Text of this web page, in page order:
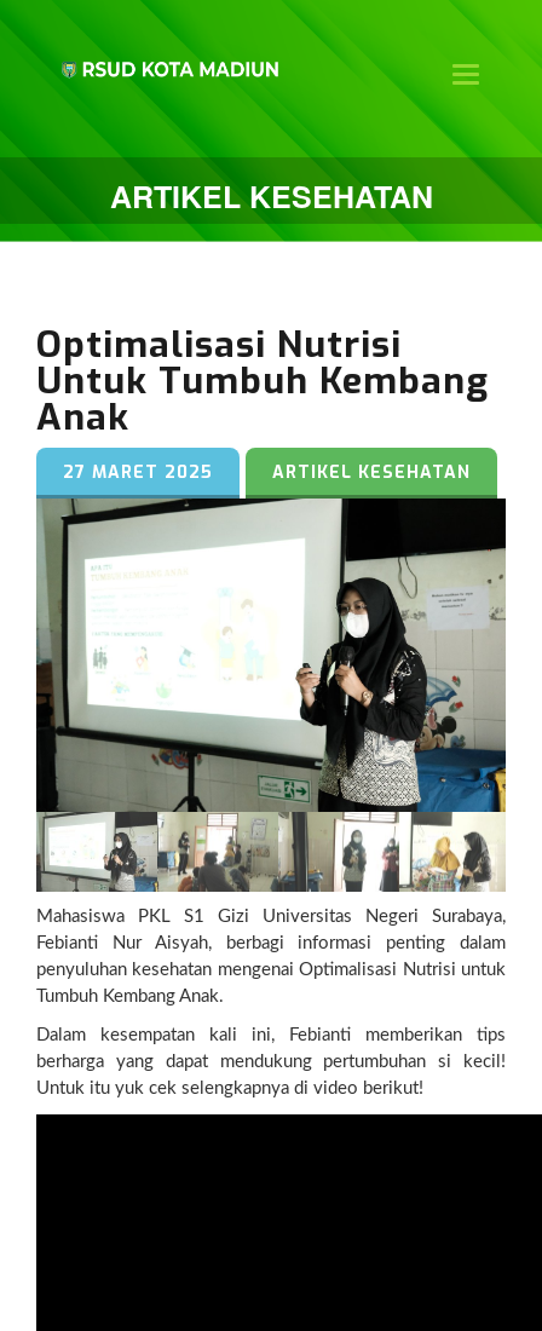
Toggle
ARTIKEL KESEHATAN
Optimalisasi Nutrisi
Untuk Tumbuh Kembang
Anak
27 MARET 2025 ARTIKEL KESEHATAN
Mahasiswa PKL S1 Gizi Universitas Negeri Surabaya,
Febianti Nur Aisyah, berbagi informasi penting dalam
penyuluhan kesehatan mengenai Optimalisasi Nutrisi untuk
Tumbuh Kembang Anak.
Dalam kesempatan kali ini, Febianti memberikan tips
berharga yang dapat mendukung pertumbuhan si kecil!
Untuk itu yuk cek selengkapnya di video berikut!